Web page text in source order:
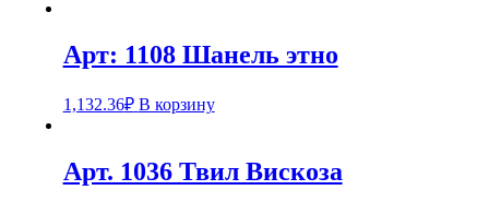
Арт: 1108 Шанель этно
1,132.36₽ В корзину
Арт. 1036 Твил Вискоза